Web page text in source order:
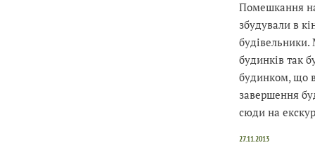
Помешкання
збудували в
будівельники.
будинків так
будинком, що
завершення
сюди на
27.11.2013